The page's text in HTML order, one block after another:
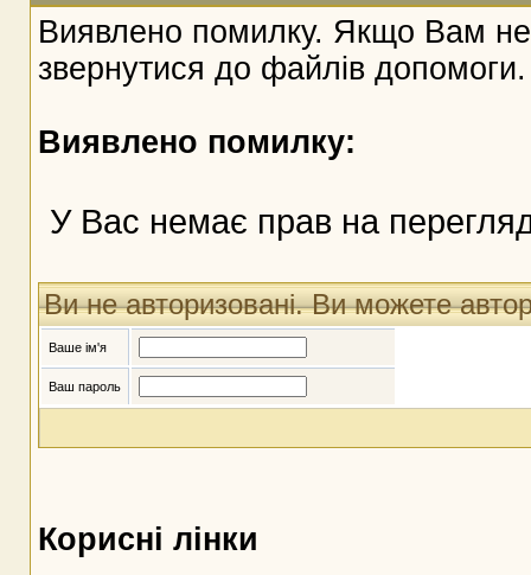
Виявлено помилку. Якщо Вам
звернутися до файлів допомоги.
Виявлено помилку:
У Вас немає прав на перегляд
Ви не авторизовані. Ви можете
Ваше ім'я
Ваш пароль
Корисні лінки